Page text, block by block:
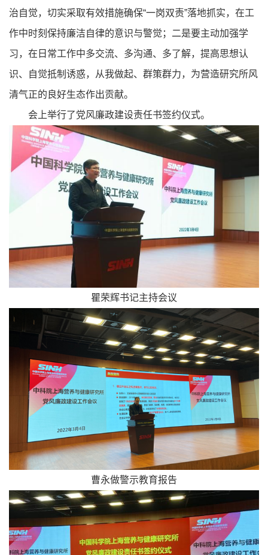
治自觉，切实采取有效措施确保“一岗双责”落地抓实，在工
作中时刻保持廉洁自律的意识与警觉；二是要主动加强学
习，在日常工作中多交流、多沟通、多了解，提高思想认
识、自觉抵制诱惑，从我做起、群策群力，为营造研究所风
清气正的良好生态作出贡献。
会上举行了党风廉政建设责任书签约仪式。
瞿荣辉书记主持会议
曹永做警示教育报告